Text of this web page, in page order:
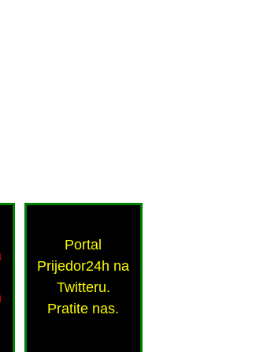
Portal
Prijedor24h na
Twitteru.
Pratite nas.